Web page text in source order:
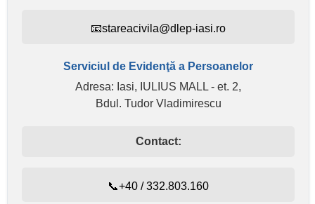
📧stareacivila@dlep-iasi.ro
Serviciul de Evidenţă a Persoanelor
Adresa: Iasi, IULIUS MALL - et. 2,
Bdul. Tudor Vladimirescu
Contact:
📞+40 / 332.803.160